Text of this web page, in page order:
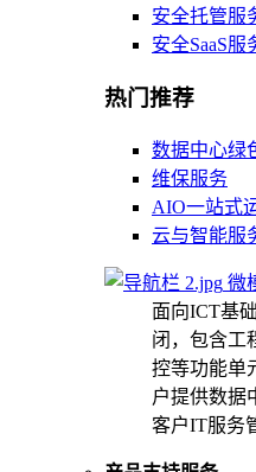
安全托管服
安全SaaS服
热门推荐
数据中心绿
维保服务
AIO一站式
云与智能服
微
面向ICT基
闭，包含工
控等功能单
户提供数据
客户IT服务